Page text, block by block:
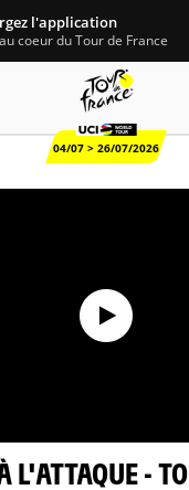
l'application
coeur du Tour de France
04/07 > 26/07/2026